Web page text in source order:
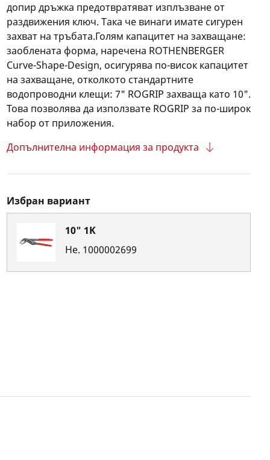
допир дръжка предотвратяват изплъзване от
раздвижения ключ. Така че винаги имате сигурен
захват на тръбата.Голям капацитет на захващане:
заоблената форма, наречена ROTHENBERGER
Curve-Shape-Design, осигурява по-висок капацитет
на захващане, отколкото стандартните
водопроводни клещи: 7" ROGRIP захваща като 10".
Това позволява да използвате ROGRIP за по-широк
набор от приложения.
Допълнителна информация за продукта
Избран вариант
10" 1K
Не. 1000002699